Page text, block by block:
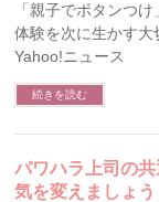
「親子でボタンつ
体験を次に生かす大
Yahoo!ニュース
続きを読む
パワハラ上司の
気を変えましょ